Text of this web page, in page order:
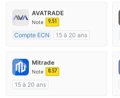
AVATRADE
Note 9.51
Compte ECN
15 à 20 ans
Market Making (MM)
Etiquette principale MT4
Mitrade
Note 8.57
15 à 20 ans